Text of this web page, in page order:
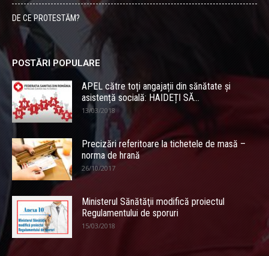
DE CE PROTESTĂM?
POSTĂRI POPULARE
APEL către toți angajații din sănătate și
asistență socială: HAIDEȚI SĂ...
13/03/2018
Precizări referitoare la tichetele de masă –
norma de hrană
26/10/2017
Ministerul Sănătăţii modifică proiectul
Regulamentului de sporuri
15/03/2018